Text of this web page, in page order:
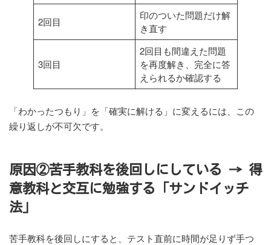
2回目
印のついた問題だけ解
き直す
3回目
2回目も間違えた問題
を再度解き、完全に答
えられるか確認する
「わかったつもり」を「確実に解ける」に変えるには、この
繰り返しが不可欠です。
原因②苦手教科を後回しにしている → 得
意教科と交互に勉強する「サンドイッチ
法」
苦手教科を後回しにすると、テスト直前に時間が足りず手つ